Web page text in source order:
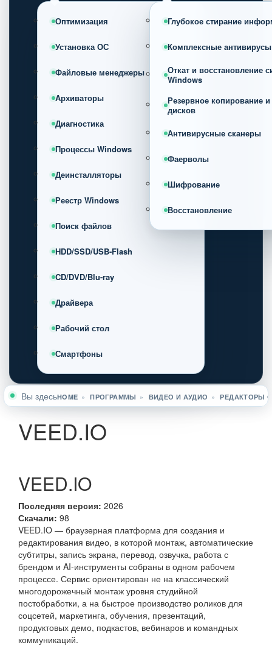
Оптимизация
Установка ОС
Файловые менеджеры
Архиваторы
Диагностика
Процессы Windows
Деинсталляторы
Реестр Windows
Поиск файлов
HDD/SSD/USB-Flash
CD/DVD/Blu-ray
Драйвера
Рабочий стол
Смартфоны
Глубокое стирание
Комплексные антивирусы
Откат и восстановление
Windows
Резервное копирование
дисков
Антивирусные сканеры
Фаерволы
Шифрование
Восстановление
Вы здесьHOME » ПРОГРАММЫ » ВИДЕО И АУДИО » РЕДАКТОРЫ
VEED.IO
VEED.IO
Последняя версия: 2026
Скачали: 98
VEED.IO — браузерная платформа для создания и
редактирования видео, в которой монтаж, автоматические
субтитры, запись экрана, перевод, озвучка, работа с
брендом и AI-инструменты собраны в одном рабочем
процессе. Сервис ориентирован не на классический
многодорожечный монтаж уровня студийной
постобработки, а на быстрое производство роликов для
соцсетей, маркетинга, обучения, презентаций,
продуктовых демо, подкастов, вебинаров и командных
коммуникаций.